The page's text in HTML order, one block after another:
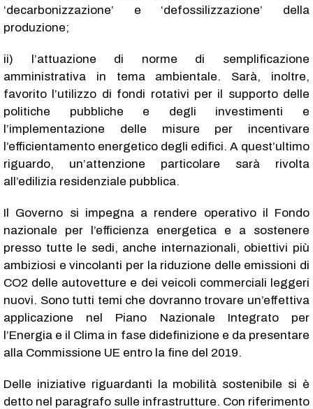
‘decarbonizzazione’ e ‘defossilizzazione’ della
produzione;
ii) l’attuazione di norme di semplificazione
amministrativa in tema ambientale. Sarà, inoltre,
favorito l’utilizzo di fondi rotativi per il supporto delle
politiche pubbliche e degli investimenti e
l’implementazione delle misure per incentivare
l’efficientamento energetico degli edifici. A quest’ultimo
riguardo, un’attenzione particolare sarà rivolta
all’edilizia residenziale pubblica.
Il Governo si impegna a rendere operativo il Fondo
nazionale per l’efficienza energetica e a sostenere
presso tutte le sedi, anche internazionali, obiettivi più
ambiziosi e vincolanti per la riduzione delle emissioni di
CO2 delle autovetture e dei veicoli commerciali leggeri
nuovi. Sono tutti temi che dovranno trovare un’effettiva
applicazione nel Piano Nazionale Integrato per
l’Energia e il Clima in fase didefinizione e da presentare
alla Commissione UE entro la fine del 2019.
Delle iniziative riguardanti la mobilità sostenibile si è
detto nel paragrafo sulle infrastrutture. Con riferimento